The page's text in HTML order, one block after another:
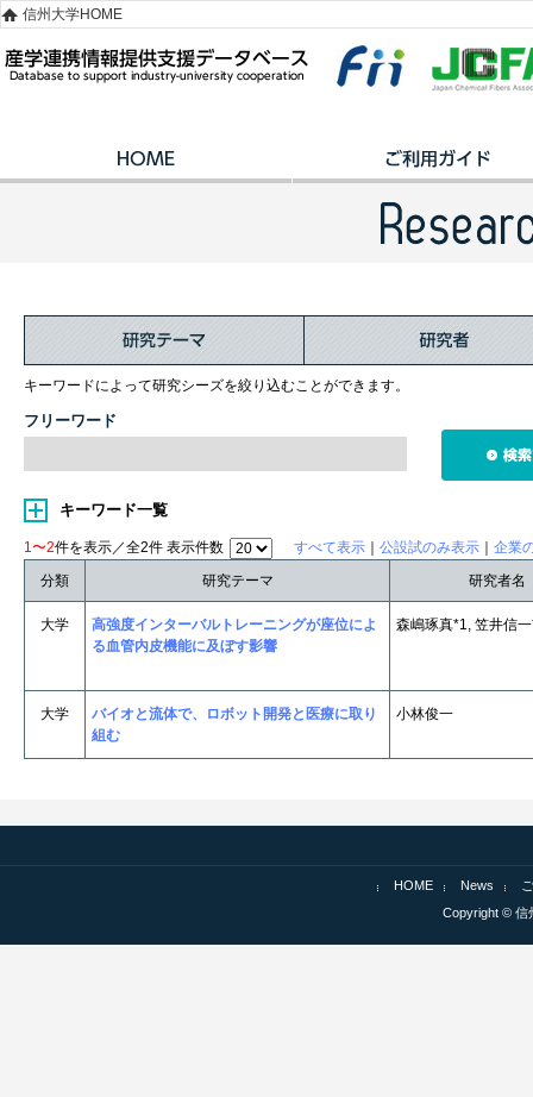
信州大学HOME
キーワードによって研究シーズを絞り込むことができます。
フリーワード
キーワード一覧
1〜2件を表示／全2件 表示件数 すべて表示 公設試のみ表示
企業
分類
研究テーマ 研究者名
大学
高強度インターバルトレーニングが座位によ
る血管内皮機能に及ぼす影響
森嶋琢真*1, 笠井信
大学
バイオと流体で、ロボット開発と医療に取り
組む
小林俊一
HOME News
Copyright © 信